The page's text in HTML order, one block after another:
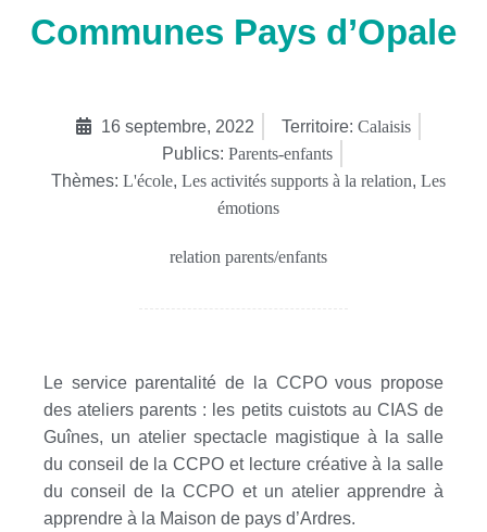
Communes Pays d’Opale
16 septembre, 2022 Territoire: Calaisis
Publics: Parents-enfants
Thèmes: L'école, Les activités supports à la relation, Les
émotions
relation parents/enfants
Le service parentalité de la CCPO vous propose
des ateliers parents : les petits cuistots au CIAS de
Guînes, un atelier spectacle magistique à la salle
du conseil de la CCPO et lecture créative à la salle
du conseil de la CCPO et un atelier apprendre à
apprendre à la Maison de pays d’Ardres.